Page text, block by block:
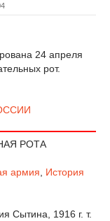
24 апреля
рот.
РОТА
армия, История
Сытина, 1916 г. т.